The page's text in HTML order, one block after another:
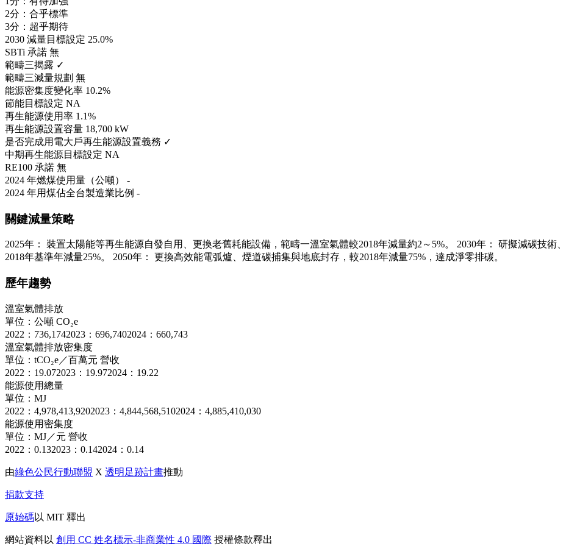
2分：合乎標準
3分：超乎期待
2030 減量目標設定 25.0%
SBTi 承諾 無
範疇三揭露 ✓
範疇三減量規劃 無
能源密集度變化率 10.2%
節能目標設定 NA
再生能源使用率 1.1%
再生能源設置容量 18,700 kW
是否完成用電大戶再生能源設置義務 ✓
中期再生能源目標設定 NA
RE100 承諾 無
2024 年燃煤使用量（公噸） -
2024 年用煤佔全台製造業比例 -
關鍵減量策略
2025年： 裝置太陽能等再生能源自發自用、更換老舊耗能設備，範疇一溫室氣體較2018年減量約2～5%。 2030年： 研擬減碳技
2018年基準年減量25%。 2050年： 更換高效能電弧爐、煙道碳捕集與地底封存，較2018年減量75%，達成淨零排碳。
歷年趨勢
溫室氣體排放
單位：公噸 CO₂e
2022：736,1742023：696,7402024：660,743
溫室氣體排放密集度
單位：tCO₂e／百萬元 營收
2022：19.072023：19.972024：19.22
能源使用總量
單位：MJ
2022：4,978,413,9202023：4,844,568,5102024：4,885,410,030
能源使用密集度
單位：MJ／元 營收
2022：0.132023：0.142024：0.14
由綠色公民行動聯盟 X 透明足跡計畫推動
捐款支持
原始碼以 MIT 釋出
網站資料以 創用 CC 姓名標示-非商業性 4.0 國際 授權條款釋出